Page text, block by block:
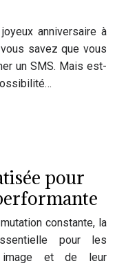
anniversaire à
savez que vous
un SMS. Mais est-
pour
constante, la
pour les
image et de leur